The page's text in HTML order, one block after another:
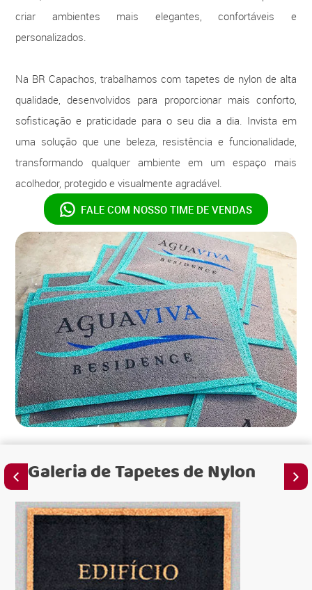
criar ambientes mais elegantes, confortáveis e
personalizados.
Na BR Capachos, trabalhamos com tapetes de nylon de alta
qualidade, desenvolvidos para proporcionar mais conforto,
sofisticação e praticidade para o seu dia a dia. Invista em
uma solução que une beleza, resistência e funcionalidade,
transformando qualquer ambiente em um espaço mais
acolhedor, protegido e visualmente agradável.
FALE COM NOSSO TIME DE VENDAS
Galeria deTapetes de Nylon